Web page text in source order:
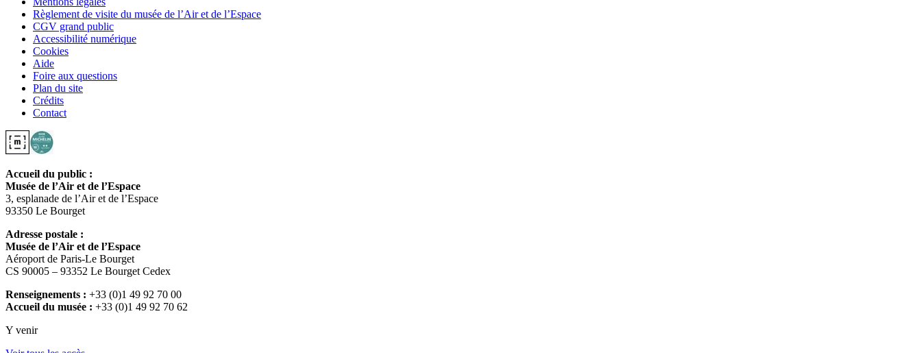
Règlement de visite du musée de l’Air et de l’Espace
CGV grand public
Accessibilité numérique
Cookies
Aide
Foire aux questions
Plan du site
Crédits
Contact
Accueil du public :
Musée de l’Air et de l’Espace
3, esplanade de l’Air et de l’Espace
93350 Le Bourget
Adresse postale :
Musée de l’Air et de l’Espace
Aéroport de Paris-Le Bourget
CS 90005 – 93352 Le Bourget Cedex
Renseignements : +33 (0)1 49 92 70 00
Accueil du musée : +33 (0)1 49 92 70 62
Y venir